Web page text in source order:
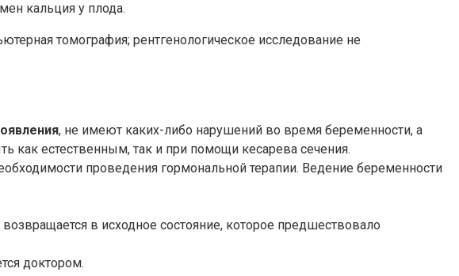
кальция у плода.
томография; рентгенологическое исследование не
, не имеют каких-либо нарушений во время беременности, а
как естественным, так и при помощи кесарева сечения.
проведения гормональной терапии. Ведение беременности
в исходное состояние, которое предшествовало
доктором.